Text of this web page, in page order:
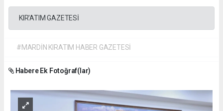
KIR'ATIM GAZETESİ
#MARDİN KIRATIM HABER GAZETESİ
Habere Ek Fotoğraf(lar)